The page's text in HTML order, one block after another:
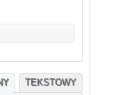
TEKSTOWY